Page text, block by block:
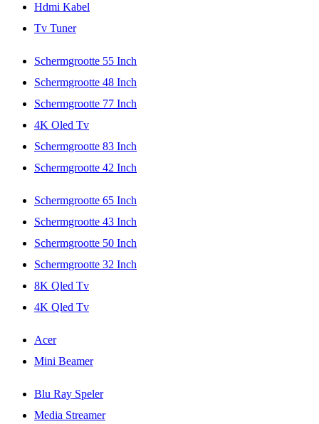
Hdmi Kabel
Tv Tuner
Schermgrootte 55 Inch
Schermgrootte 48 Inch
Schermgrootte 77 Inch
4K Oled Tv
Schermgrootte 83 Inch
Schermgrootte 42 Inch
Schermgrootte 65 Inch
Schermgrootte 43 Inch
Schermgrootte 50 Inch
Schermgrootte 32 Inch
8K Qled Tv
4K Qled Tv
Acer
Mini Beamer
Blu Ray Speler
Media Streamer